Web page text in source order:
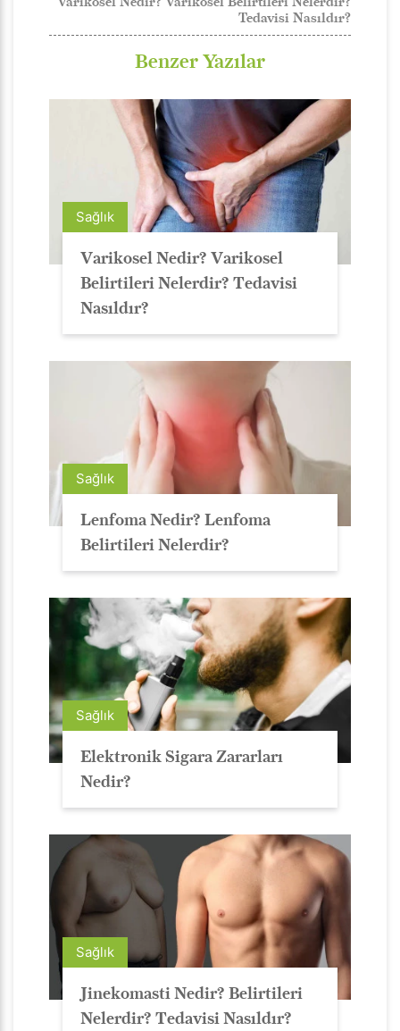
Tedavisi Nasıldır?
Benzer Yazılar
Sağlık
Varikosel Nedir? Varikosel
Belirtileri Nelerdir? Tedavisi
Nasıldır?
Sağlık
Lenfoma Nedir? Lenfoma
Belirtileri Nelerdir?
Sağlık
Elektronik Sigara Zararları
Nedir?
Sağlık
Jinekomasti Nedir? Belirtileri
Nelerdir? Tedavisi Nasıldır?